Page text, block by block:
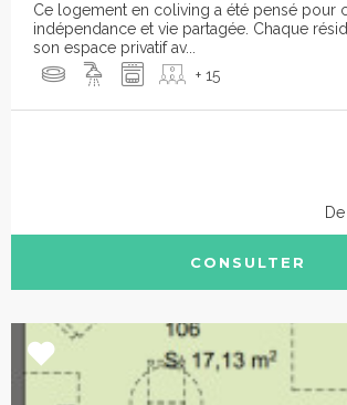
Ce logement en coliving a été pensé pour
indépendance et vie partagée. Chaque
son espace privatif av...
+ 15
De
CONSULTER